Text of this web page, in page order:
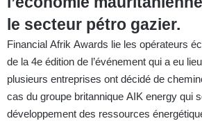
le secteur pétro gazier.
Financial Afrik Awards lie les opérateurs
de la 4e édition de l’événement qui a eu
plusieurs entreprises ont décidé de
cas du groupe britannique AIK energy qui
développement des ressources